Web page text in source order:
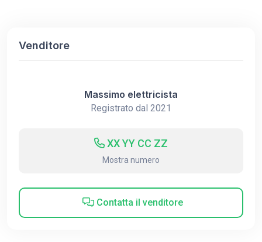
Venditore
Massimo elettricista
Registrato dal 2021
XX YY CC ZZ
Mostra numero
Contatta il venditore